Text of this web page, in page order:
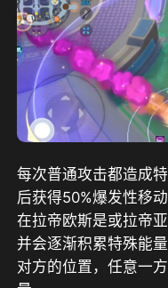
每次普通攻击都造成
后获得50%爆发性移
在拉帝欧斯是或拉帝
并会逐渐积累特殊能
对方的位置，任意一